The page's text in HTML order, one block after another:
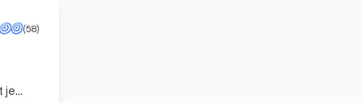
voor particuliere beveiligings- of recherchewerkzaamheden.
(58)
je